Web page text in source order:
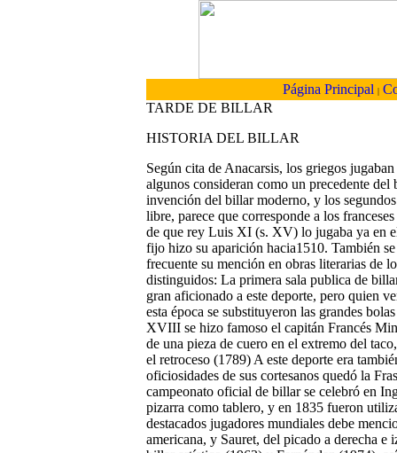
Página Principal |
TARDE DE BILLAR
HISTORIA DEL BILLAR
Según cita de Anacarsis, los griegos
algunos consideran como un precedente
invención del billar moderno, y los
libre, parece que corresponde a los
de que rey Luis XI (s. XV) lo jugaba ya en
fijo hizo su aparición hacia1510. También
frecuente su mención en obras literarias
distinguidos: La primera sala publica de
gran aficionado a este deporte, pero quien
esta época se substituyeron las grandes
XVIII se hizo famoso el capitán Francés
de una pieza de cuero en el extremo del
el retroceso (1789) A este deporte era
oficiosidades de sus cortesanos quedó la
campeonato oficial de billar se celebró en
pizarra como tablero, y en 1835 fueron
destacados jugadores mundiales debe
americana, y Sauret, del picado a derecha